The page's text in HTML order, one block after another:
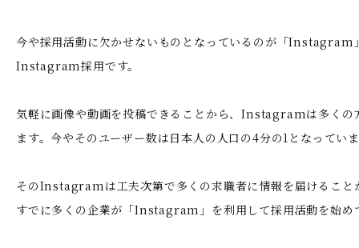
今や採用活動に欠かせないものとなっているのが「Instagram
Instagram採用です。
気軽に画像や動画を投稿できることから、Instagramは多くの
ます。今やそのユーザー数は日本人の人口の4分の1となってい
そのInstagramは工夫次第で多くの求職者に情報を届けること
すでに多くの企業が「Instagram」を利用して採用活動を始め